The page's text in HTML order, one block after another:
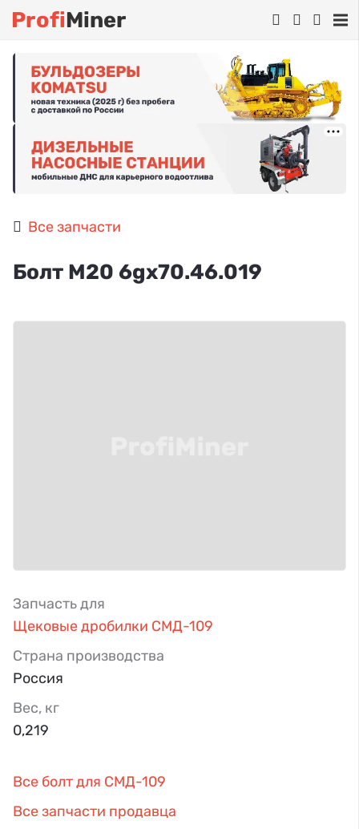
ProfiMiner
Все запчасти
Болт М20 6gх70.46.019
Запчасть для
Щековые дробилки СМД-109
Страна производства
Россия
Вес, кг
0,219
Все болт для СМД-109
Все запчасти продавца